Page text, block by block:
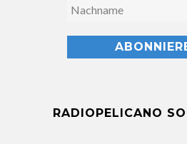
RADIOPELICANO